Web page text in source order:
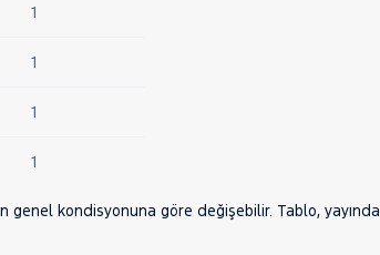
1
1
1
1
genel kondisyonuna göre değişebilir. Tablo,